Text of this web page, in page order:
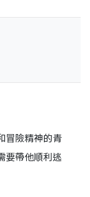
冒險精神的青
要帶他順利逃